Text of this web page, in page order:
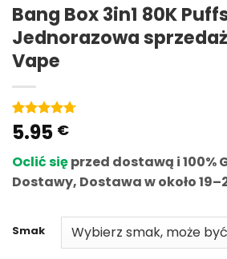
Bang Box 3in1 80K
Jednorazowa
Vape
Ocena
4.67na 5
o
3
ocen
klientów
5.95 €
Oclić sięprzed dostawą i 100%
Dostawy, Dostawa w około
Smak